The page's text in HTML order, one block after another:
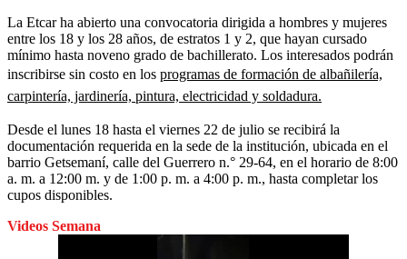
La Etcar ha abierto una convocatoria dirigida a hombres y mujeres
entre los 18 y los 28 años, de estratos 1 y 2, que hayan cursado
mínimo hasta noveno grado de bachillerato. Los interesados podrán
inscribirse sin costo en los programas de formación de albañilería,
carpintería, jardinería, pintura, electricidad y soldadura.
Desde el lunes 18 hasta el viernes 22 de julio se recibirá la
documentación requerida en la sede de la institución, ubicada en el
barrio Getsemaní, calle del Guerrero n.° 29-64, en el horario de 8:00
a. m. a 12:00 m. y de 1:00 p. m. a 4:00 p. m., hasta completar los
cupos disponibles.
Videos Semana